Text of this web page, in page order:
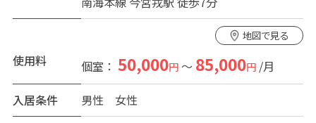
地図で見る
使用料 個室： 50,000円～ 85,000円/月
入居条件
男性
女性